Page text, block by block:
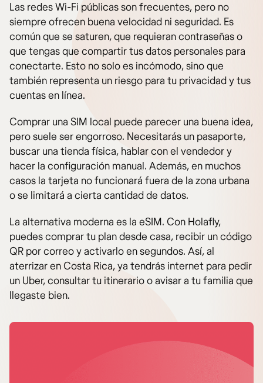
Las redes Wi-Fi públicas son frecuentes, pero no
siempre ofrecen buena velocidad ni seguridad. Es
común que se saturen, que requieran contraseñas o
que tengas que compartir tus datos personales para
conectarte. Esto no solo es incómodo, sino que
también representa un riesgo para tu privacidad y tus
cuentas en línea.
Comprar una SIM local puede parecer una buena idea,
pero suele ser engorroso. Necesitarás un pasaporte,
buscar una tienda física, hablar con el vendedor y
hacer la configuración manual. Además, en muchos
casos la tarjeta no funcionará fuera de la zona urbana
o se limitará a cierta cantidad de datos.
La alternativa moderna es la eSIM. Con Holafly,
puedes comprar tu plan desde casa, recibir un código
QR por correo y activarlo en segundos. Así, al
aterrizar en Costa Rica, ya tendrás internet para pedir
un Uber, consultar tu itinerario o avisar a tu familia que
llegaste bien.